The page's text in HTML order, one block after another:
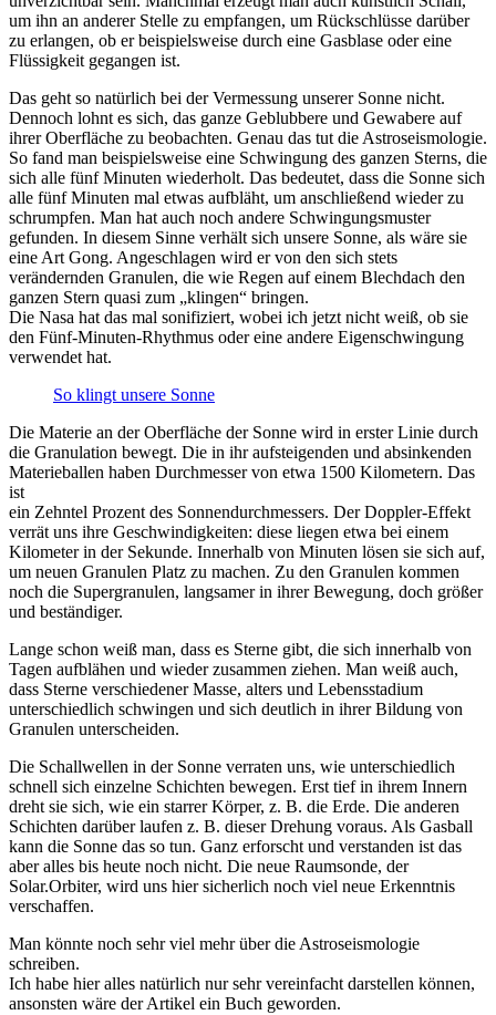
um ihn an anderer Stelle zu empfangen, um Rückschlüsse darüber
zu erlangen, ob er beispielsweise durch eine Gasblase oder eine
Flüssigkeit gegangen ist.
Das geht so natürlich bei der Vermessung unserer Sonne nicht.
Dennoch lohnt es sich, das ganze Geblubbere und Gewabere auf
ihrer Oberfläche zu beobachten. Genau das tut die Astroseismologie.
So fand man beispielsweise eine Schwingung des ganzen Sterns, die
sich alle fünf Minuten wiederholt. Das bedeutet, dass die Sonne sich
alle fünf Minuten mal etwas aufbläht, um anschließend wieder zu
schrumpfen. Man hat auch noch andere Schwingungsmuster
gefunden. In diesem Sinne verhält sich unsere Sonne, als wäre sie
eine Art Gong. Angeschlagen wird er von den sich stets
verändernden Granulen, die wie Regen auf einem Blechdach den
ganzen Stern quasi zum „klingen“ bringen.
Die Nasa hat das mal sonifiziert, wobei ich jetzt nicht weiß, ob sie
den Fünf-Minuten-Rhythmus oder eine andere Eigenschwingung
verwendet hat.
So klingt unsere Sonne
Die Materie an der Oberfläche der Sonne wird in erster Linie durch
die Granulation bewegt. Die in ihr aufsteigenden und absinkenden
Materieballen haben Durchmesser von etwa 1500 Kilometern. Das
ist
ein Zehntel Prozent des Sonnendurchmessers. Der Doppler-Effekt
verrät uns ihre Geschwindigkeiten: diese liegen etwa bei einem
Kilometer in der Sekunde. Innerhalb von Minuten lösen sie sich auf,
um neuen Granulen Platz zu machen. Zu den Granulen kommen
noch die Supergranulen, langsamer in ihrer Bewegung, doch größer
und beständiger.
Lange schon weiß man, dass es Sterne gibt, die sich innerhalb von
Tagen aufblähen und wieder zusammen ziehen. Man weiß auch,
dass Sterne verschiedener Masse, alters und Lebensstadium
unterschiedlich schwingen und sich deutlich in ihrer Bildung von
Granulen unterscheiden.
Die Schallwellen in der Sonne verraten uns, wie unterschiedlich
schnell sich einzelne Schichten bewegen. Erst tief in ihrem Innern
dreht sie sich, wie ein starrer Körper, z. B. die Erde. Die anderen
Schichten darüber laufen z. B. dieser Drehung voraus. Als Gasball
kann die Sonne das so tun. Ganz erforscht und verstanden ist das
aber alles bis heute noch nicht. Die neue Raumsonde, der
Solar.Orbiter, wird uns hier sicherlich noch viel neue Erkenntnis
verschaffen.
Man könnte noch sehr viel mehr über die Astroseismologie
schreiben.
Ich habe hier alles natürlich nur sehr vereinfacht darstellen können,
ansonsten wäre der Artikel ein Buch geworden.